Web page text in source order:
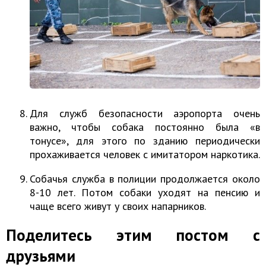
Для служб безопасности аэропорта очень
важно, чтобы собака постоянно была «в
тонусе», для этого по зданию периодически
прохаживается человек с имитатором наркотика.
Собачья служба в полиции продолжается около
8-10 лет. Потом собаки уходят на пенсию и
чаще всего живут у своих напарников.
Поделитесь этим постом с
друзьями